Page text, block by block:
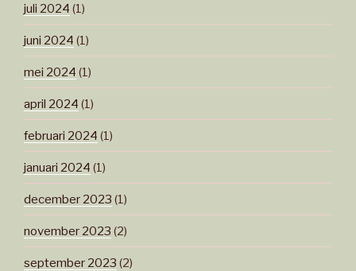
juli 2024 (1)
juni 2024 (1)
mei 2024 (1)
april 2024 (1)
februari 2024 (1)
januari 2024 (1)
december 2023 (1)
november 2023 (2)
september 2023 (2)